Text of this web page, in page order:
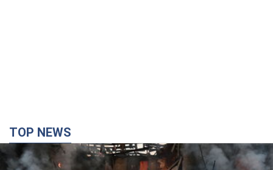
баллистики в Украине: что будет далее?
Интервью с Шарпом